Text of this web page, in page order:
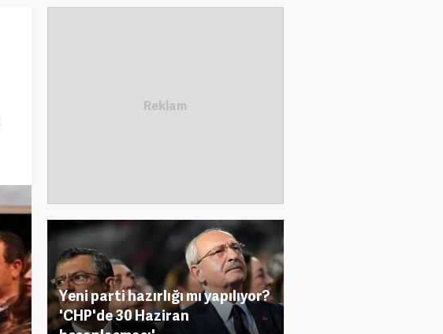
Yeni parti hazırlığı mı yapılıyor?
'CHP'de 30 Haziran